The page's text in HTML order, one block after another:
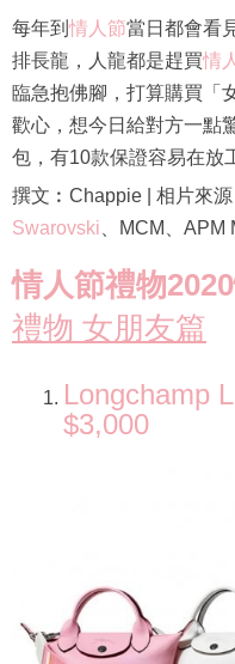
每年到 情人節當日都會看
排長龍，人龍都是趕買情
臨急抱佛腳，打算購買「
歡心，想今日給對方一點
包，有10款保證容易在放
撰文︰Chappie | 相片來源
Swarovski 、MCM、
情人節禮物
禮物 女朋友篇
Longchamp
$3,000